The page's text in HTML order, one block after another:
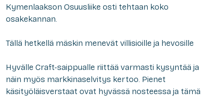
Kymenlaakson Osuusliike osti tehtaan koko
osakekannan.
Tällä hetkellä mäskin menevät villisioille ja hevosille
Hyvälle Craft-saippualle riittää varmasti kysyntää ja
näin myös markkinaselvitys kertoo. Pienet
käsityöläisverstaat ovat hyvässä nosteessa ja tämä